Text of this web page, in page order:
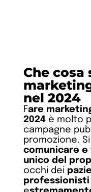
Che
nel 2024
Fare
2024 è molto
campagne
promozione.
comunicare
unico del
occhi dei
professionisti